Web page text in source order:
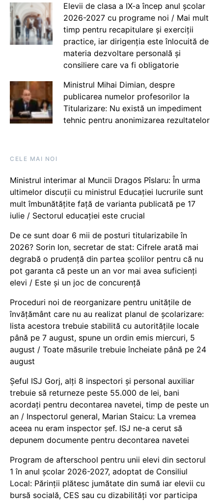
Elevii de clasa a IX-a încep anul școlar
2026-2027 cu programe noi / Mai mult
timp pentru recapitulare și exerciții
practice, iar dirigenția este înlocuită de
materia dezvoltare personală și
consiliere care va fi obligatorie
Ministrul Mihai Dimian, despre
publicarea numelor profesorilor la
Titularizare: Nu există un impediment
tehnic pentru anonimizarea rezultatelor
CELE MAI NOI
Ministrul interimar al Muncii Dragos Pîslaru: În urma
ultimelor discuții cu ministrul Educației lucrurile sunt
mult îmbunătățite față de varianta publicată pe 17
iulie / Sectorul educației este crucial
De ce sunt doar 6 mii de posturi titularizabile în
2026? Sorin Ion, secretar de stat: Cifrele arată mai
degrabă o prudență din partea școlilor pentru că nu
pot garanta că peste un an vor mai avea suficienți
elevi / Este și un joc de concurență
Proceduri noi de reorganizare pentru unitățile de
învățământ care nu au realizat planul de școlarizare:
lista acestora trebuie stabilită cu autoritățile locale
până pe 7 august, spune un ordin emis miercuri, 5
august / Toate măsurile trebuie încheiate până pe 24
august
Șeful ISJ Gorj, alți 8 inspectori și personal auxiliar
trebuie să returneze peste 55.000 de lei, bani
acordați pentru decontarea navetei, timp de peste un
an / Inspectorul general, Marian Staicu: La vremea
aceea nu eram inspector șef. ISJ ne-a cerut să
depunem documente pentru decontarea navetei
Program de afterschool pentru unii elevi din sectorul
1 în anul școlar 2026-2027, adoptat de Consiliul
Local: Părinții plătesc jumătate din sumă iar elevii cu
bursă socială, CES sau cu dizabilităţi vor participa